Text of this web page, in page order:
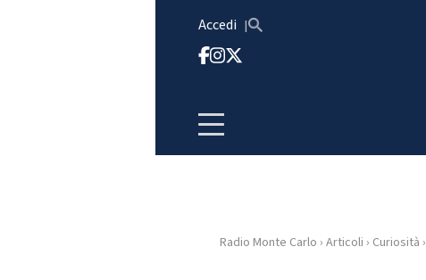
Accedi
HOMERadio Monte Carlo › Articoli › Curiosità ›